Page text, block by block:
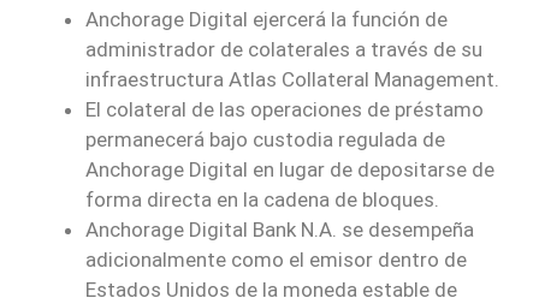
Anchorage Digital ejercerá la función de
administrador de colaterales a través de su
infraestructura Atlas Collateral Management.
El colateral de las operaciones de préstamo
permanecerá bajo custodia regulada de
Anchorage Digital en lugar de depositarse de
forma directa en la cadena de bloques.
Anchorage Digital Bank N.A. se desempeña
adicionalmente como el emisor dentro de
Estados Unidos de la moneda estable de